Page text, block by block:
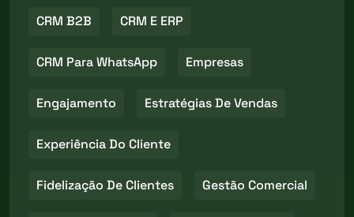
CRM B2B CRM E ERP
CRM Para WhatsApp Empresas
Engajamento Estratégias De Vendas
Experiência Do Cliente
Fidelização De Clientes Gestão Comercial